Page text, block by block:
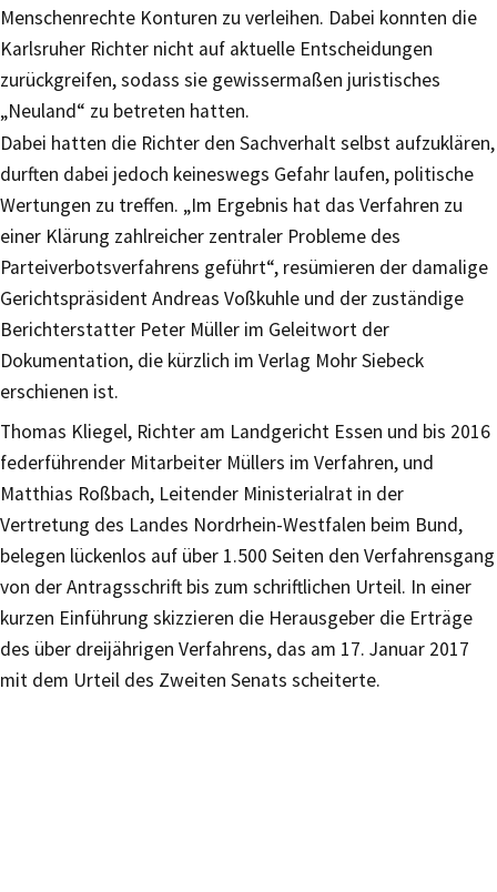
Menschenrechte Konturen zu verleihen. Dabei konnten die
Karlsruher Richter nicht auf aktuelle Entscheidungen
zurückgreifen, sodass sie gewissermaßen juristisches
„Neuland“ zu betreten hatten.
Dabei hatten die Richter den Sachverhalt selbst aufzuklären,
durften dabei jedoch keineswegs Gefahr laufen, politische
Wertungen zu treffen. „Im Ergebnis hat das Verfahren zu
einer Klärung zahlreicher zentraler Probleme des
Parteiverbotsverfahrens geführt“, resümieren der damalige
Gerichtspräsident Andreas Voßkuhle und der zuständige
Berichterstatter Peter Müller im Geleitwort der
Dokumentation, die kürzlich im Verlag Mohr Siebeck
erschienen ist.
Thomas Kliegel, Richter am Landgericht Essen und bis 2016
federführender Mitarbeiter Müllers im Verfahren, und
Matthias Roßbach, Leitender Ministerialrat in der
Vertretung des Landes Nordrhein-Westfalen beim Bund,
belegen lückenlos auf über 1.500 Seiten den Verfahrensgang
von der Antragsschrift bis zum schriftlichen Urteil. In einer
kurzen Einführung skizzieren die Herausgeber die Erträge
des über dreijährigen Verfahrens, das am 17. Januar 2017
mit dem Urteil des Zweiten Senats scheiterte.